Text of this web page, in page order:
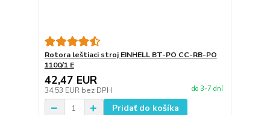
Rotora leštiaci stroj EINHELL BT-PO CC-RB-PO
1100/1 E
42,47 EUR
34,53 EUR bez DPH do 3-7 dní
Pridať do košíka